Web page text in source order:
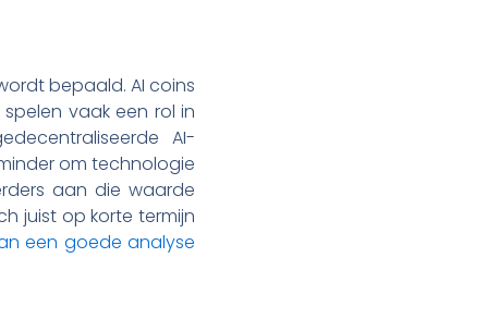
bepaald. AI coins
vaak een rol in
AI-
om technologie
aan die waarde
juist op korte termijn
een goede analyse